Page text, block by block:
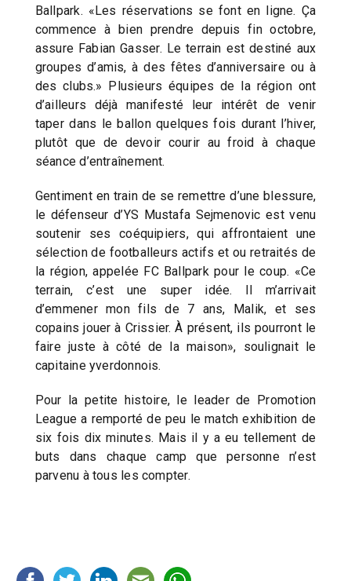
Ballpark. «Les réservations se font en ligne. Ça
commence à bien prendre depuis fin octobre,
assure Fabian Gasser. Le terrain est destiné aux
groupes d’amis, à des fêtes d’anniversaire ou à
des clubs.» Plusieurs équipes de la région ont
d’ailleurs déjà manifesté leur intérêt de venir
taper dans le ballon quelques fois durant l’hiver,
plutôt que de devoir courir au froid à chaque
séance d’entraînement.
Gentiment en train de se remettre d’une blessure,
le défenseur d’YS Mustafa Sejmenovic est venu
soutenir ses coéquipiers, qui affrontaient une
sélection de footballeurs actifs et ou retraités de
la région, appelée FC Ballpark pour le coup. «Ce
terrain, c’est une super idée. Il m’arrivait
d’emmener mon fils de 7 ans, Malik, et ses
copains jouer à Crissier. À présent, ils pourront le
faire juste à côté de la maison», soulignait le
capitaine yverdonnois.
Pour la petite histoire, le leader de Promotion
League a remporté de peu le match exhibition de
six fois dix minutes. Mais il y a eu tellement de
buts dans chaque camp que personne n’est
parvenu à tous les compter.